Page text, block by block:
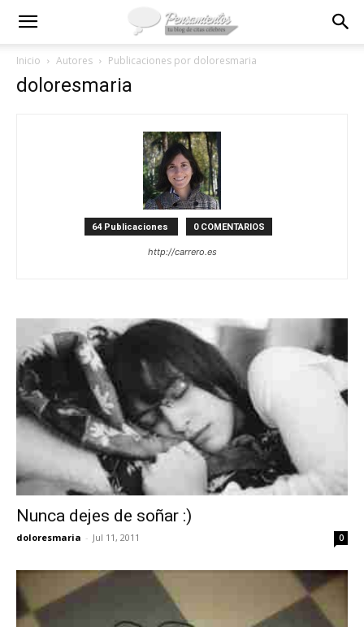
Inicio Autores Publicaciones por doloresmaria
doloresmaria
64 Publicaciones 0 COMENTARIOS
http://carrero.es
Nunca dejes de soñar :)
doloresmaria - Jul 11, 2011 0